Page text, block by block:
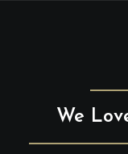
We